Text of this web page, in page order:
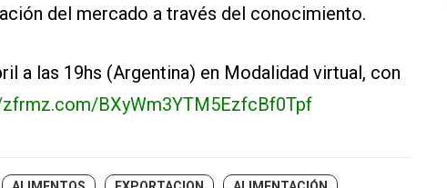
del mercado a través del conocimiento.
a las 19hs (Argentina) en Modalidad virtual, con
BXyWm3YTM5EzfcBf0Tpf